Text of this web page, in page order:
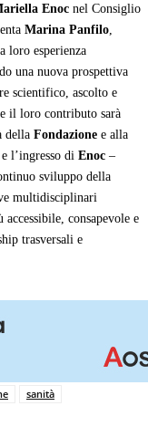
Enoc nel Consiglio
Marina Panfilo
loro esperienza
una nuova prospettiva
scientifico, ascolto e
il loro contributo sarà
della Fondazione e alla
e l’ingresso di Enoc –
sviluppo della
multidisciplinari
consapevole e
trasversali e
sanità